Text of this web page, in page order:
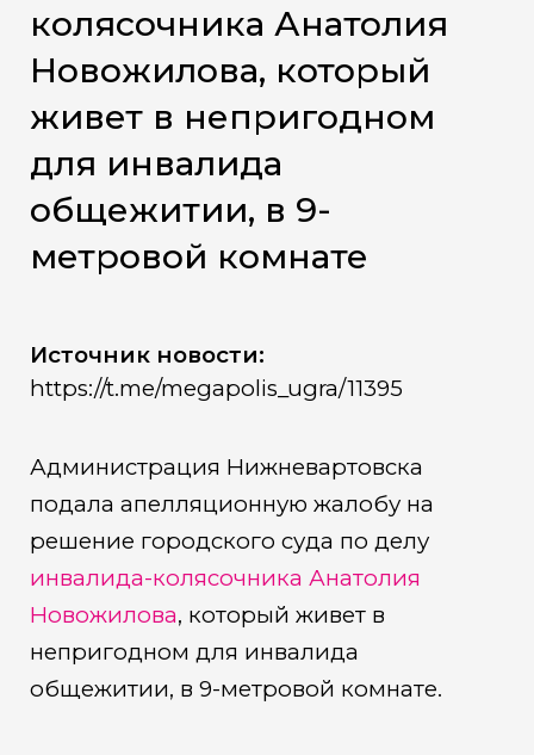
колясочника Анатолия
Новожилова, который
живет в непригодном
для инвалида
общежитии, в 9-
метровой комнате
Источник новости:
https://t.me/megapolis_ugra/11395
Администрация Нижневартовска
подала апелляционную жалобу на
решение городского суда по делу
инвалида-колясочника Анатолия
Новожилова, который живет в
непригодном для инвалида
общежитии, в 9-метровой комнате.